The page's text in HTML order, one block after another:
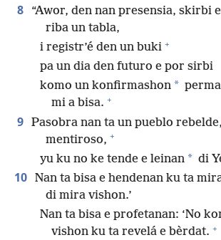
8
“Awor, den nan presensia, skirbi
riba un tabla,
i registr’é den un buki +
pa un dia den futuro e por sirbi
komo un konfirmashon *
mi a bisa. +
9 Pasobra nan ta un pueblo rebelde,
mentiroso, +
yu ku no ke tende e leinan * di
10 Nan ta bisa e hendenan ku ta
di mira vishon.’
Nan ta bisa e profetanan: ‘No
vishon ku ta revelá e bèrdat. +